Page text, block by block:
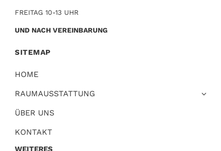
FREITAG 10-13 UHR
UND NACH VEREINBARUNG
SITEMAP
HOME
RAUMAUSSTATTUNG
ÜBER UNS
KONTAKT
WEITERES